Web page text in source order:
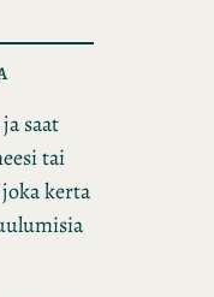
saat
tai
kerta